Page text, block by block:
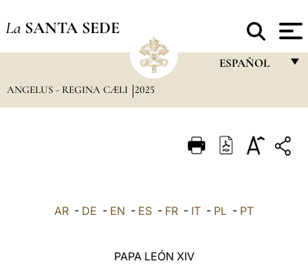
La SANTA SEDE
ESPAÑOL
ITALIANO
ANGELUS - REGINA CÆLI 2025
AR - DE - EN - ES - FR - IT - PL - PT
PAPA LEÓN XIV